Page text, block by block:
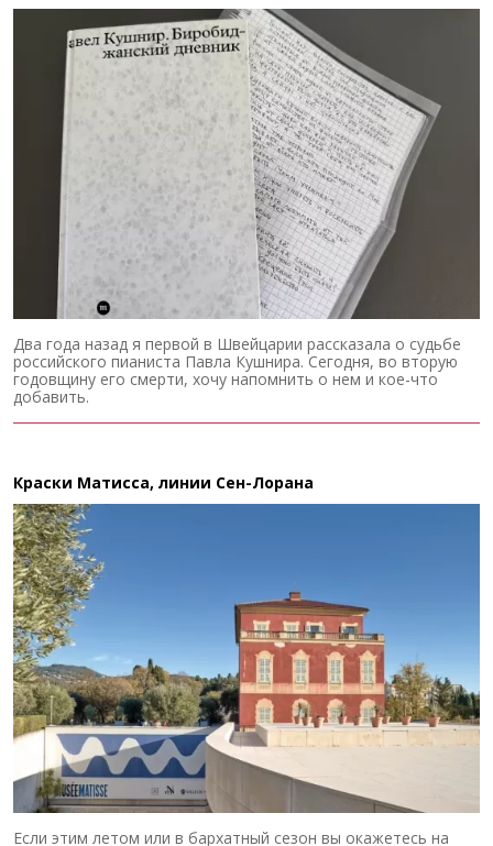
Два года назад я первой в Швейцарии рассказала о судьбе
российского пианиста Павла Кушнира. Сегодня, во вторую
годовщину его смерти, хочу напомнить о нем и кое-что
добавить.
Краски Матисса, линии Сен-Лорана
Если этим летом или в бархатный сезон вы окажетесь на